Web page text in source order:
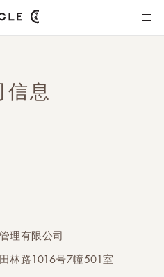
信息
理有限公司
林路1016号7幢501室